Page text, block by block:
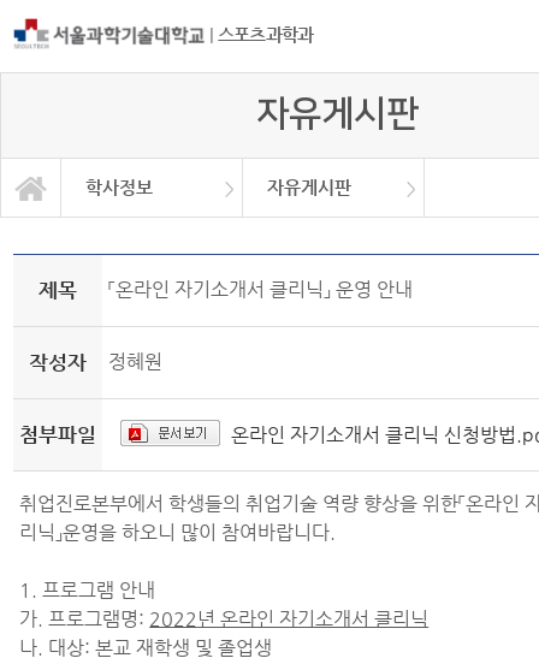
| 스포츠과학과
자유게시판
학사정보 자유게시판
학과소개
교과과정
학사정보
대학원
정보광장
커뮤니티
학사일정
공지사항
자유게시판
취업정보
자료실
제목 「온라인 자기소개서 클리닉」 운영 안내
작성자 정혜원
첨부파일 온라인 자기소개서 클리닉 신청방법
취업진로본부에서 학생들의 취업기술 역량 향상을 위한「온라인
리닉」운영을 하오니 많이 참여바랍니다.
1. 프로그램 안내
가. 프로그램명: 2022 년 온라인 자기소개서 클리닉
나. 대상: 본교 재학생 및 졸업생